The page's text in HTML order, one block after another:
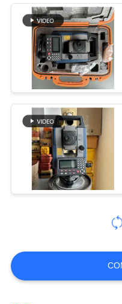
Livello
Digital